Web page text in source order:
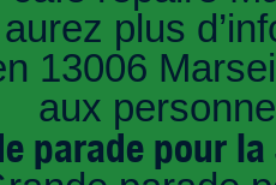
plus
13006
aux
parade pour